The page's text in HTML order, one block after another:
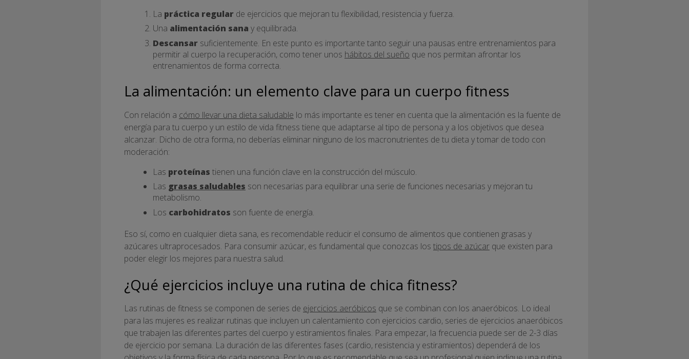
La práctica regular de ejercicios que mejoran tu flexibilidad, resistencia y fuerza.
Una alimentación sana y equilibrada.
Descansar suficientemente. En este punto es importante tanto seguir una pausas entre entrenamientos para
permitir al cuerpo la recuperación, como tener unos hábitos del sueño que nos permitan afrontar los
entrenamientos de forma correcta.
La alimentación: un elemento clave para un cuerpo fitness
Con relación a cómo llevar una dieta saludable lo más importante es tener en cuenta que la alimentación es la fuente de
energía para tu cuerpo y un estilo de vida fitness tiene que adaptarse al tipo de persona y a los objetivos que desea
alcanzar. Dicho de otra forma, no deberías eliminar ninguno de los macronutrientes de tu dieta y tomar de todo con
moderación:
Las proteínas tienen una función clave en la construcción del músculo.
Las grasas saludables son necesarias para equilibrar una serie de funciones necesarias y mejoran tu
metabolismo.
Los carbohidratos son fuente de energía.
Eso sí, como en cualquier dieta sana, es recomendable reducir el consumo de alimentos que contienen grasas y
azúcares ultraprocesados. Para consumir azúcar, es fundamental que conozcas los tipos de azúcar que existen para
poder elegir los mejores para nuestra salud.
¿Qué ejercicios incluye una rutina de chica fitness?
Las rutinas de fitness se componen de series de ejercicios aeróbicos que se combinan con los anaeróbicos. Lo ideal
para las mujeres es realizar rutinas que incluyen un calentamiento con ejercicios cardio, series de ejercicios anaeróbicos
que trabajen las diferentes partes del cuerpo y estiramientos finales. Para empezar, la frecuencia puede ser de 2-3 días
de ejercicio por semana. La duración de las diferentes fases (cardio, resistencia y estiramientos) dependerá de los